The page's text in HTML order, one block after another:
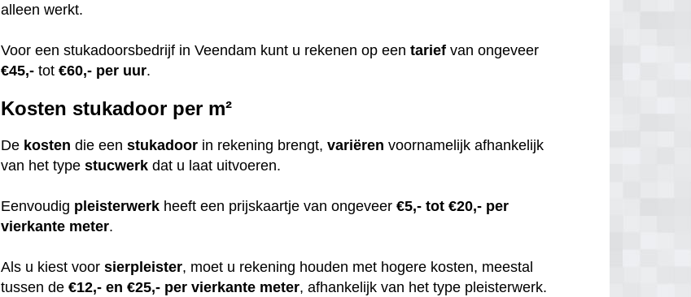
alleen werkt.
Voor een stukadoorsbedrijf in Veendam kunt u rekenen op eentarief van ongeveer
€45,- tot€60,- per uur.
Kosten stukadoor per m²
De kosten die eenstukadoor in rekening brengt,variëren voornamelijk afhankelijk
van het typestucwerk dat u laat uitvoeren.
Eenvoudig pleisterwerk heeft een prijskaartje van ongeveer€5,- tot €20,- per
vierkante meter.
Als u kiest voorsierpleister, moet u rekening houden met hogere kosten, meestal
tussen de€12,- en €25,- per vierkante meter, afhankelijk van het type pleisterwerk.